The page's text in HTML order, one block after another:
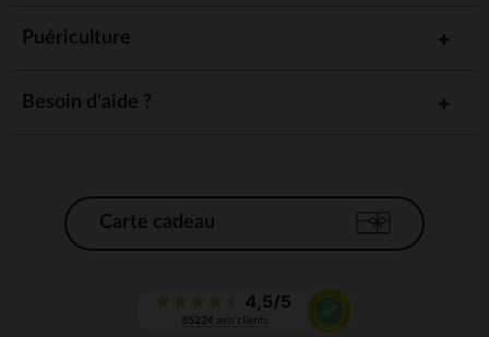
Puériculture
Besoin d'aide ?
Carte cadeau